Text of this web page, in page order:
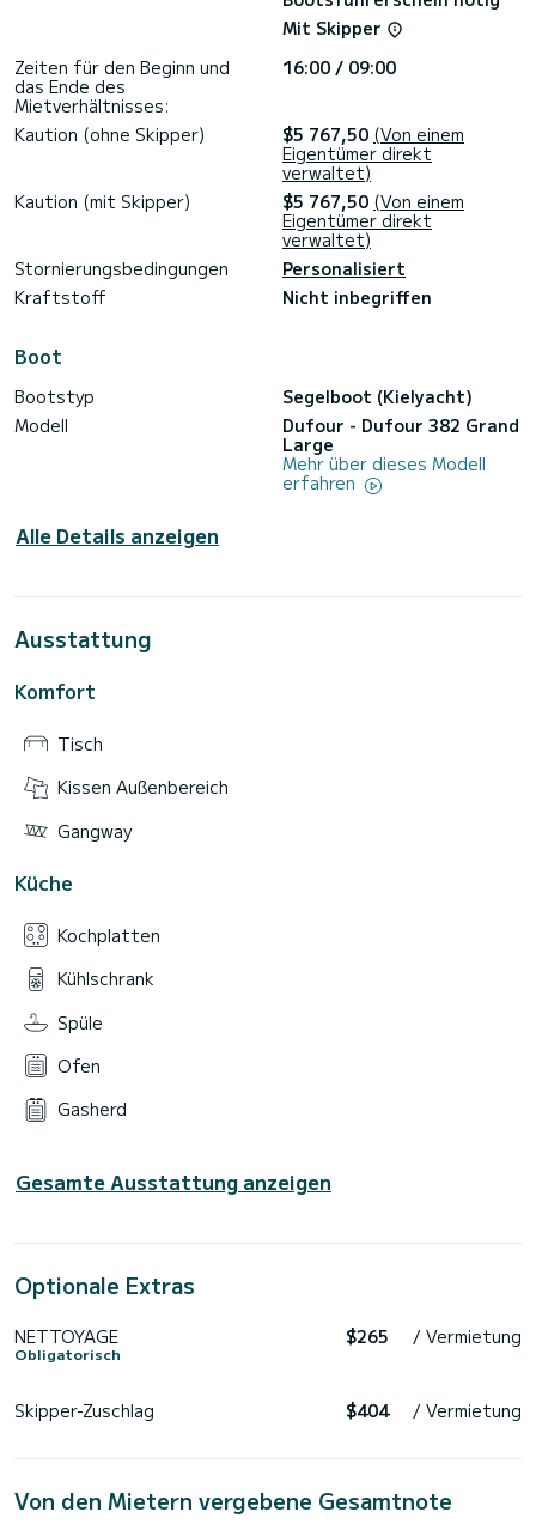
Mit Skipper
Zeiten für den Beginn und
das Ende des
Mietverhältnisses:
16:00 / 09:00
Kaution (ohne Skipper) $5 767,50 (Von einem
Eigentümer direkt
verwaltet)
Kaution (mit Skipper)
$5 767,50 (Von einem
Eigentümer direkt
verwaltet)
Stornierungsbedingungen
Personalisiert
Kraftstoff
Nicht inbegriffen
Boot
Bootstyp
Segelboot (Kielyacht)
Modell
Dufour - Dufour 382 Grand
Large
Mehr über dieses Modell
erfahren
Alle Details anzeigen
Ausstattung
Komfort
Tisch
Kissen Außenbereich
Gangway
Küche
Kochplatten
Kühlschrank
Spüle
Ofen
Gasherd
Gesamte Ausstattung anzeigen
Optionale Extras
NETTOYAGE
Obligatorisch
$265 / Vermietung
Skipper-Zuschlag $404 / Vermietung
Von den Mietern vergebene Gesamtnote